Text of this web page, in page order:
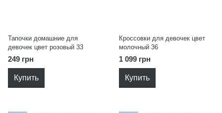
Тапочки домашние для
девочек цвет розовый 33
249 грн
Купить
Кроссовки для девочек цвет
молочный 36
1 099 грн
Купить